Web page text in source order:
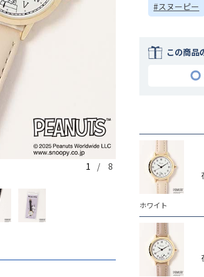
ホワイト
1 / 8
#スヌーピー
この商品
ホワイト